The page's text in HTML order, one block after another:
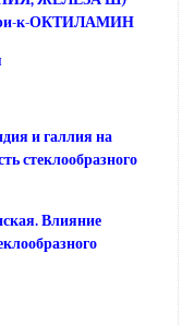
к-ОКТИЛАМИН
и галлия на
стеклообразного
Влияние